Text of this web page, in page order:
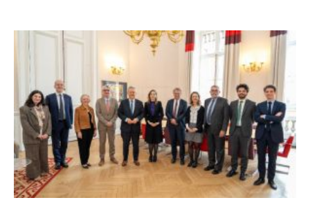
Séminaire
bilatéral
Conseil
d’État
grec